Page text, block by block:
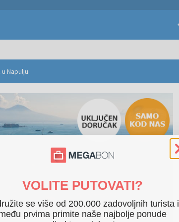
Napulju
VOLITE PUTOVATI?
se više od 200.000 zadovoljnih turista i
prvima primite naše najbolje ponude